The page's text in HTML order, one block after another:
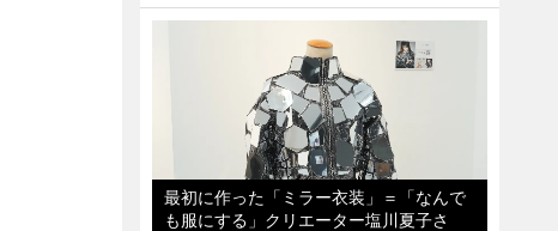
最初に作った「ミラー衣装」＝「なんで
も服にする」クリエーター塩川夏子さ